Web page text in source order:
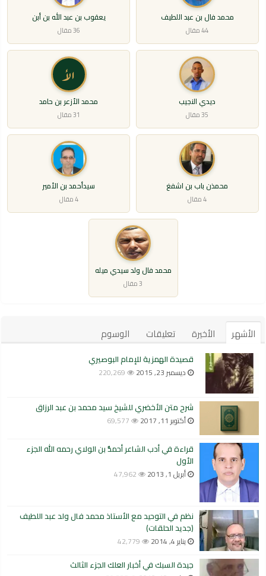
محمد فال بن عبد اللطيف
44 مقال
يعقوب بن عبد الله بن أبن
36 مقال
ديدي النجيب
35 مقال
الأ
محمد الأزعر بن حامد
31 مقال
محمذن باب بن اشفغ
4 مقال
سيدأحمد بن الأمير
4 مقال
محمد فال ولد سيدي ميله
3 مقال
الأشهر الأخيرة تعليقات الوسوم
قصيدة الهمزية للإمام البوصيري
ديسمبر 23, 2015 220,269
شرح متن الأخضري للشيخ سيد محمد بن عبد الرزاق
أكتوبر 11, 2017 69,577
قراءة في أدب الشاعر أحمدُّ بن الولاي رحمه الله الجزء
الأول
أبريل 1, 2013 47,962
نظم في التوحيد مع الأستاذ محمد فال ولد عبد اللطيف
(جديد الحلقات)
يناير 4, 2014 42,779
جيدة السبك في أخبار العلك الجزء الثالث